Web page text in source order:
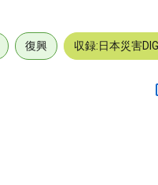
復興 収録:日本災害